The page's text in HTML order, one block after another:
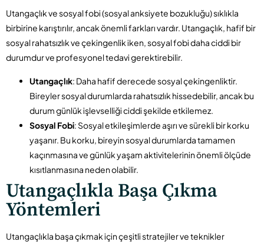
Utangaçlık ve sosyal fobi (sosyal anksiyete bozukluğu) sıklıkla
birbirine karıştırılır, ancak önemli farkları vardır. Utangaçlık, hafif bir
sosyal rahatsızlık ve çekingenlik iken, sosyal fobi daha ciddi bir
durumdur ve profesyonel tedavi gerektirebilir.
Utangaçlık: Daha hafif derecede sosyal çekingenliktir.
Bireyler sosyal durumlarda rahatsızlık hissedebilir, ancak bu
durum günlük işlevselliği ciddi şekilde etkilemez.
Sosyal Fobi: Sosyal etkileşimlerde aşırı ve sürekli bir korku
yaşanır. Bu korku, bireyin sosyal durumlarda tamamen
kaçınmasına ve günlük yaşam aktivitelerinin önemli ölçüde
kısıtlanmasına neden olabilir.
Utangaçlıkla Başa Çıkma
Yöntemleri
Utangaçlıkla başa çıkmak için çeşitli stratejiler ve teknikler